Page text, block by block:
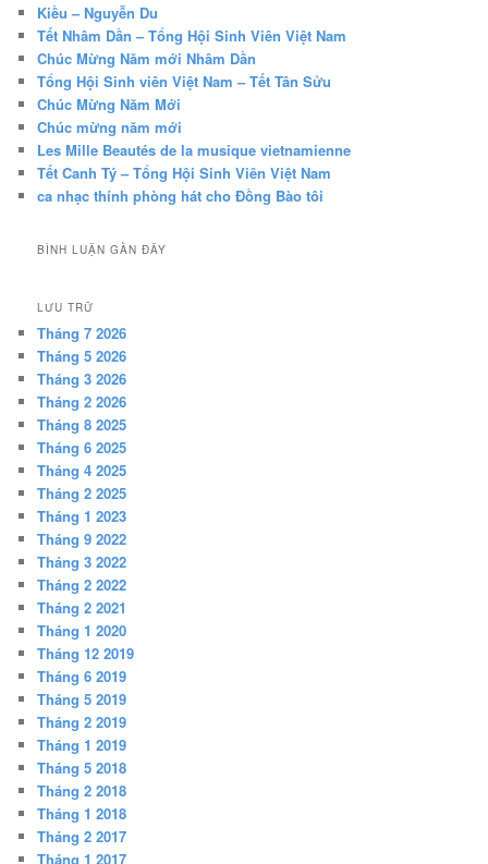
Kiều – Nguyễn Du
Tết Nhâm Dần – Tổng Hội Sinh Viên Việt Nam
Chúc Mừng Năm mới Nhâm Dần
Tổng Hội Sinh viên Việt Nam – Tết Tân Sửu
Chúc Mừng Năm Mới
Chúc mừng năm mới
Les Mille Beautés de la musique vietnamienne
Tết Canh Tý – Tổng Hội Sinh Viên Việt Nam
ca nhạc thính phòng hát cho Đồng Bào tôi
BÌNH LUẬN GẦN ĐÂY
LƯU TRỮ
Tháng 7 2026
Tháng 5 2026
Tháng 3 2026
Tháng 2 2026
Tháng 8 2025
Tháng 6 2025
Tháng 4 2025
Tháng 2 2025
Tháng 1 2023
Tháng 9 2022
Tháng 3 2022
Tháng 2 2022
Tháng 2 2021
Tháng 1 2020
Tháng 12 2019
Tháng 6 2019
Tháng 5 2019
Tháng 2 2019
Tháng 1 2019
Tháng 5 2018
Tháng 2 2018
Tháng 1 2018
Tháng 2 2017
Tháng 1 2017